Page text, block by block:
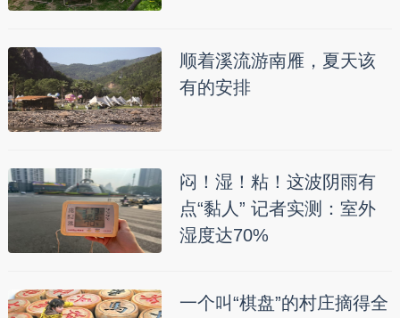
顺着溪流游南雁，夏天该
有的安排
闷！湿！粘！这波阴雨有
点“黏人” 记者实测：室外
湿度达70%
一个叫“棋盘”的村庄摘得全